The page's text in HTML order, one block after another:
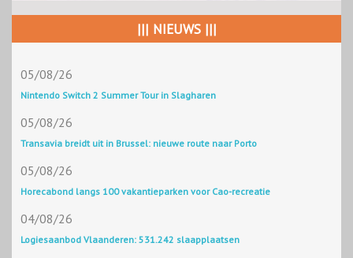
||| NIEUWS |||
05/08/26
Nintendo Switch 2 Summer Tour in Slagharen
05/08/26
Transavia breidt uit in Brussel: nieuwe route naar Porto
05/08/26
Horecabond langs 100 vakantieparken voor Cao-recreatie
04/08/26
Logiesaanbod Vlaanderen: 531.242 slaapplaatsen